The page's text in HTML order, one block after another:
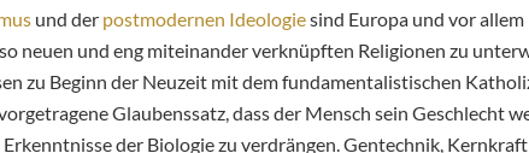
und der postmodernen Ideologiesind Europa und vor allem
neuen und eng miteinander verknüpften Religionen zu
zu Beginn der Neuzeit mit dem fundamentalistischen
Glaubenssatz, dass der Mensch sein Geschlecht
Erkenntnisse der Biologie zu verdrängen. Gentechnik,